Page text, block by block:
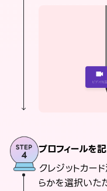
プロフィールを
クレジットカー
らかを選択いた